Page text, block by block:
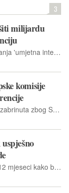
3
milijardu
Provest ćemo način razmišljanja 'umjetna inteligencija na prvom mjestu' u svim našim ključnim sektorima", rekla je predsjednica Komisije Ursula von der Leyen.
komisije
Komisija je, između ostalog, zabrinuta zbog SAP-ovog zahtjeva prema kojem kupci trebaju uzeti njihove usluge održavanja i podrške za ERP softver te tvrtke.
Europska komisija je dobila 12 mjeseci kako bi uskladila metodologiju izračuna naknade s odgovarajućim zakonima i propisima.